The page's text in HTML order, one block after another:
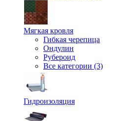
Мягкая кровля
Гибкая черепица
Ондулин
Рубероид
Все категории (3)
Гидроизоляция